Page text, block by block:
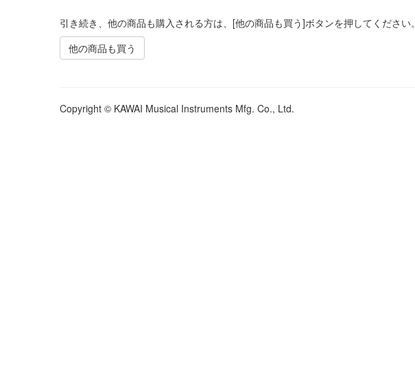
引き続き、他の商品も購入される方は、[他の商品も買う]ボタンを押してください。
他の商品も買う
Copyright © KAWAI Musical Instruments Mfg. Co., Ltd.